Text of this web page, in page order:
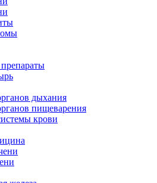
дыхания
пищеварения
крови